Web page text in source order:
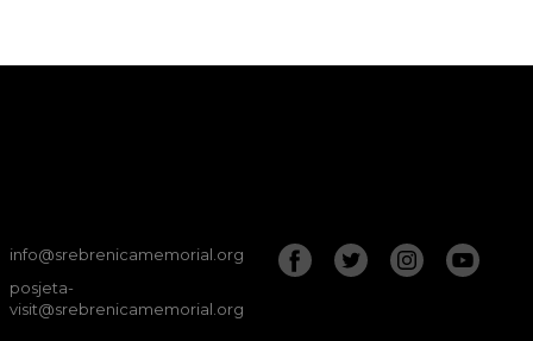
info@srebrenicamemorial.org
posjeta-
visit@srebrenicamemorial.org